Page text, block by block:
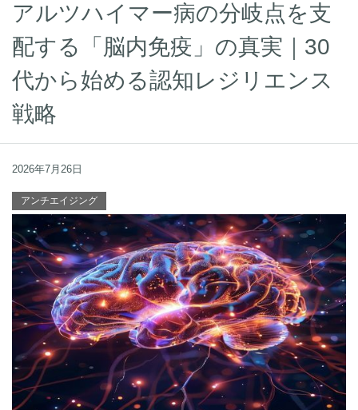
アルツハイマー病の分岐点を支
配する「脳内免疫」の真実｜30
代から始める認知レジリエンス
戦略
2026年7月26日
アンチエイジング